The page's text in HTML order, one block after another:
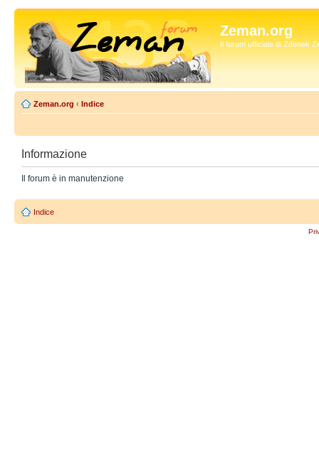
Zeman.org
Il forum ufficiale di Zdenek
Zeman.org ‹ Indice
Informazione
Il forum è in manutenzione
Indice